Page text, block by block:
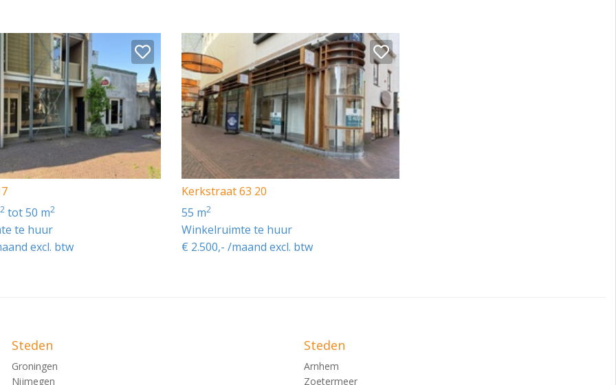
2 tot 50 m2
te huur
excl. btw
Kerkstraat 63 20
55 m2
Winkelruimte te huur
€ 2.500,- /maand excl. btw
Steden
Groningen
Nijmegen
Steden
Arnhem
Zoetermeer